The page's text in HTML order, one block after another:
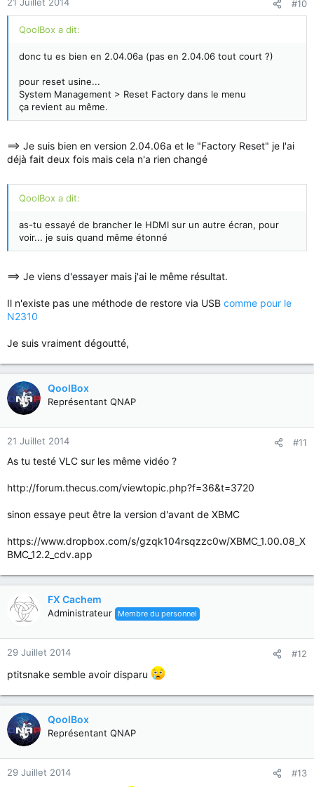
#10
QoolBox a dit:
donc tu es bien en 2.04.06a (pas en 2.04.06 tout court ?)
pour reset usine...
System Management > Reset Factory dans le menu
ça revient au même.
==> Je suis bien en version 2.04.06a et le "Factory Reset" je l'ai
déjà fait deux fois mais cela n'a rien changé
QoolBox a dit:
as-tu essayé de brancher le HDMI sur un autre écran, pour
voir... je suis quand même étonné
==> Je viens d'essayer mais j'ai le même résultat.
Il n'existe pas une méthode de restore via USB comme pour le
N2310
Je suis vraiment dégoutté,
QoolBox
Représentant QNAP
21 Juillet 2014 #11
As tu testé VLC sur les même vidéo ?
http://forum.thecus.com/viewtopic.php?f=36&t=3720
sinon essaye peut être la version d'avant de XBMC
https://www.dropbox.com/s/gzqk104rsqzzc0w/XBMC_1.00.08_X
BMC_12.2_cdv.app
FX Cachem
Administrateur Membre du personnel
29 Juillet 2014 #12
ptitsnake semble avoir disparu
QoolBox
Représentant QNAP
29 Juillet 2014 #13